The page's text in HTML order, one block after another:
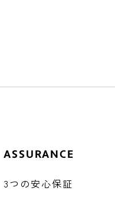
ASSURANCE
3つの安心保証